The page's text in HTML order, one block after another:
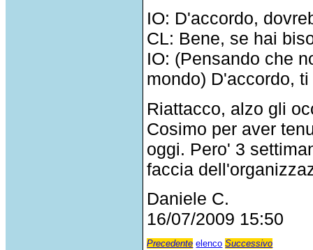
IO: D'accordo,
CL: Bene, se hai
IO: (Pensando che
mondo) D'accordo,
Riattacco, alzo gli
Cosimo per aver
oggi. Pero' 3
faccia
Daniele C.
16/07/2009 15:50
Precedente elenco Successivo